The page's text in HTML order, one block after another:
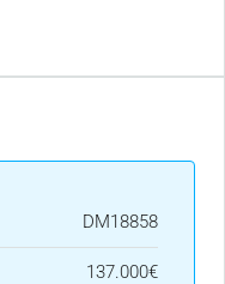
DM18858
137.000€